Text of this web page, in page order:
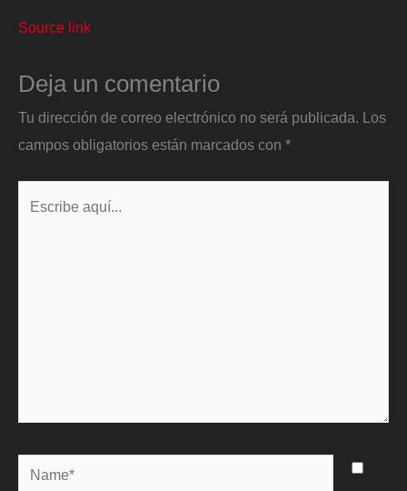
Source link
Deja un comentario
Tu dirección de correo electrónico no será publicada. Los
campos obligatorios están marcados con *
Name*